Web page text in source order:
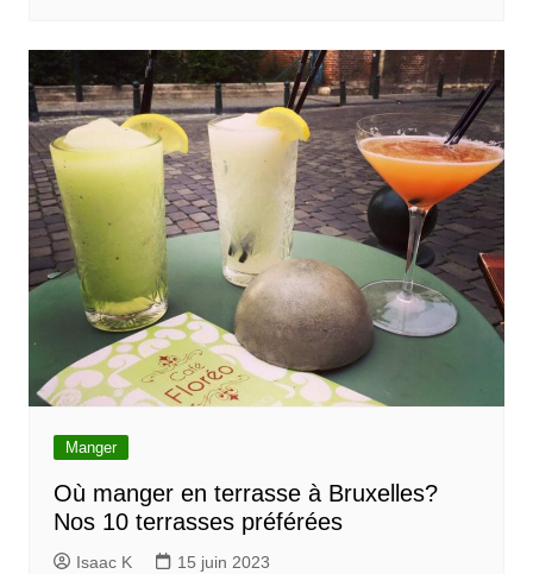
Manger
Où manger en terrasse à Bruxelles?
Nos 10 terrasses préférées
Isaac K 15 juin 2023